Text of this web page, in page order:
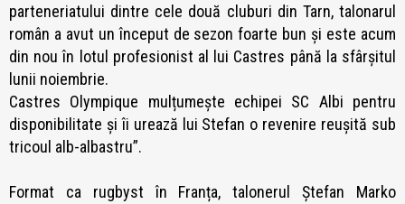
parteneriatului dintre cele două cluburi din Tarn, talonarul
român a avut un început de sezon foarte bun și este acum
din nou în lotul profesionist al lui Castres până la sfârșitul
lunii noiembrie.
Castres Olympique mulțumește echipei SC Albi pentru
disponibilitate și îi urează lui Stefan o revenire reușită sub
tricoul alb-albastru”.
Format ca rugbyst în Franța, talonerul Ștefan Marko